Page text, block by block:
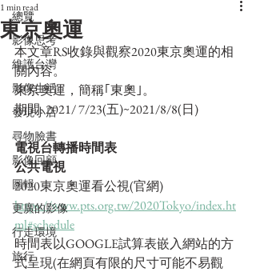
總覽
影像思考
維護台灣
影像生活
發現小店
尋物臉書
影像回顧
圖輯
更廣的影像
行走環境
旅行
東京奧運
1 min read
本文章RS收錄與觀察2020東京奧運的相
關內容。
東京奧運，簡稱｢東奧｣。
期間: 2021/ 7/23(五)~2021/8/8(日)
電視台轉播時間表
公共電視
2020東京奧運看公視(官網)
https://www.pts.org.tw/2020Tokyo/index.ht
ml#schedule
時間表以GOOGLE試算表嵌入網站的方
式呈現(在網頁有限的尺寸可能不易觀